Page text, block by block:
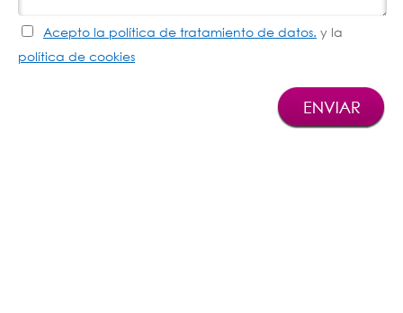
Acepto la política de tratamiento de datos. y la
política de cookies